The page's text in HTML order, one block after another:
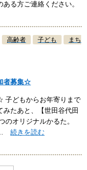
る方ご連絡ください。
高齢者 子ども
まち
者募集☆
どもからお年寄りまで
たあと、【世田谷代田
のオリジナルかるた。
…続きを読む